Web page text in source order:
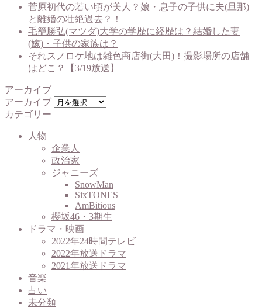
菅原初代の若い頃が美人？娘・息子の子供に夫(旦那)
と離婚の壮絶過去？！
毛籠勝弘(マツダ)大学の学歴に経歴は？結婚した妻
(嫁)・子供の家族は？
それスノロケ地は雑色商店街(大田)！撮影場所の店舗
はどこ？【3/19放送】
アーカイブ
アーカイブ
カテゴリー
人物
企業人
政治家
ジャニーズ
SnowMan
SixTONES
AmBitious
櫻坂46・3期生
ドラマ・映画
2022年24時間テレビ
2022年放送ドラマ
2021年放送ドラマ
音楽
占い
未分類